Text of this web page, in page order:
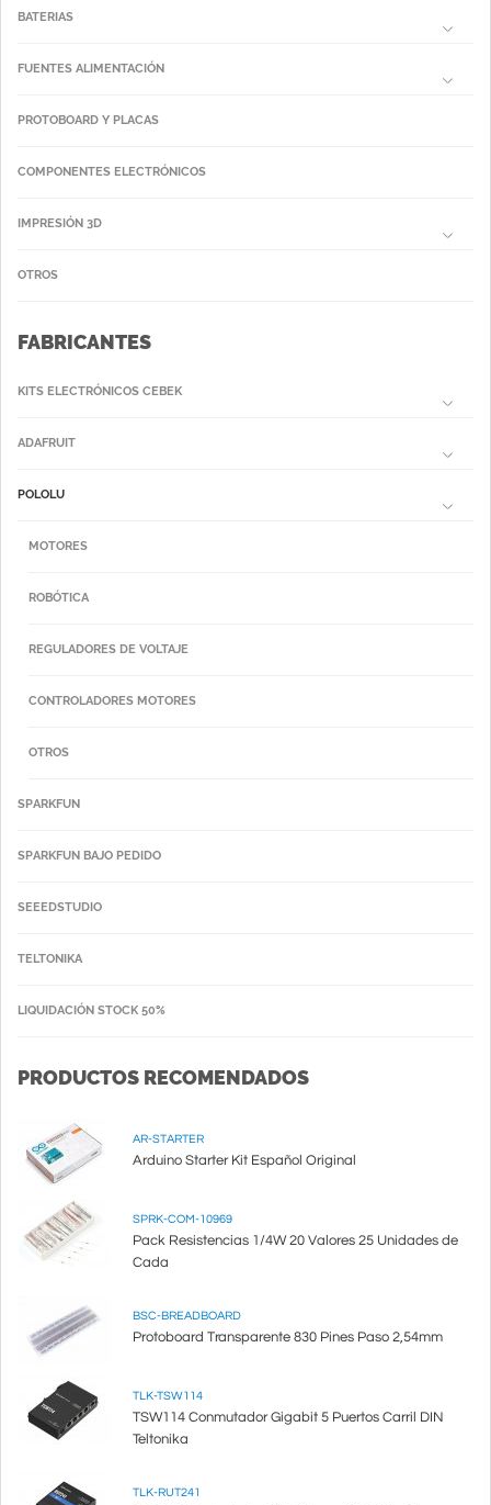
BATERIAS
FUENTES ALIMENTACIÓN
PROTOBOARD Y PLACAS
COMPONENTES ELECTRÓNICOS
IMPRESIÓN 3D
OTROS
FABRICANTES
KITS ELECTRÓNICOS CEBEK
ADAFRUIT
POLOLU
MOTORES
ROBÓTICA
REGULADORES DE VOLTAJE
CONTROLADORES MOTORES
OTROS
SPARKFUN
SPARKFUN BAJO PEDIDO
SEEEDSTUDIO
TELTONIKA
LIQUIDACIÓN STOCK 50%
PRODUCTOS RECOMENDADOS
AR-STARTER
Arduino Starter Kit Español Original
SPRK-COM-10969
Pack Resistencias 1/4W 20 Valores 25 Unidades de
Cada
BSC-BREADBOARD
Protoboard Transparente 830 Pines Paso 2,54mm
TLK-TSW114
TSW114 Conmutador Gigabit 5 Puertos Carril DIN
Teltonika
TLK-RUT241